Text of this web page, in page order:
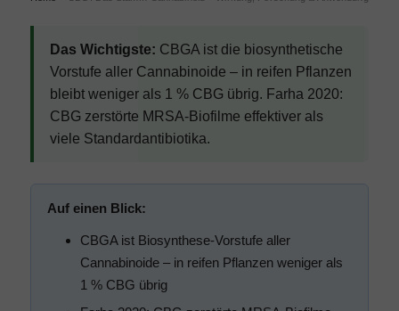
Das Wichtigste: CBGA ist die biosynthetische
Vorstufe aller Cannabinoide – in reifen Pflanzen
bleibt weniger als 1 % CBG übrig. Farha 2020:
CBG zerstörte MRSA-Biofilme effektiver als
viele Standardantibiotika.
Auf einen Blick:
CBGA ist Biosynthese-Vorstufe aller
Cannabinoide – in reifen Pflanzen weniger als
1 % CBG übrig